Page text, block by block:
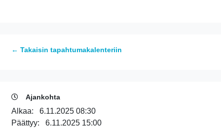
← Takaisin tapahtumakalenteriin
Ajankohta
Alkaa: 6.11.2025 08:30
Päättyy: 6.11.2025 15:00